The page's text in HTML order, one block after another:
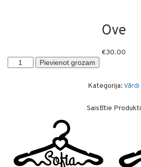
Ove
€30.00
Ove
daudzums
Pievienot grozam
Kategorija:Vārdi
Saistītie Produkti